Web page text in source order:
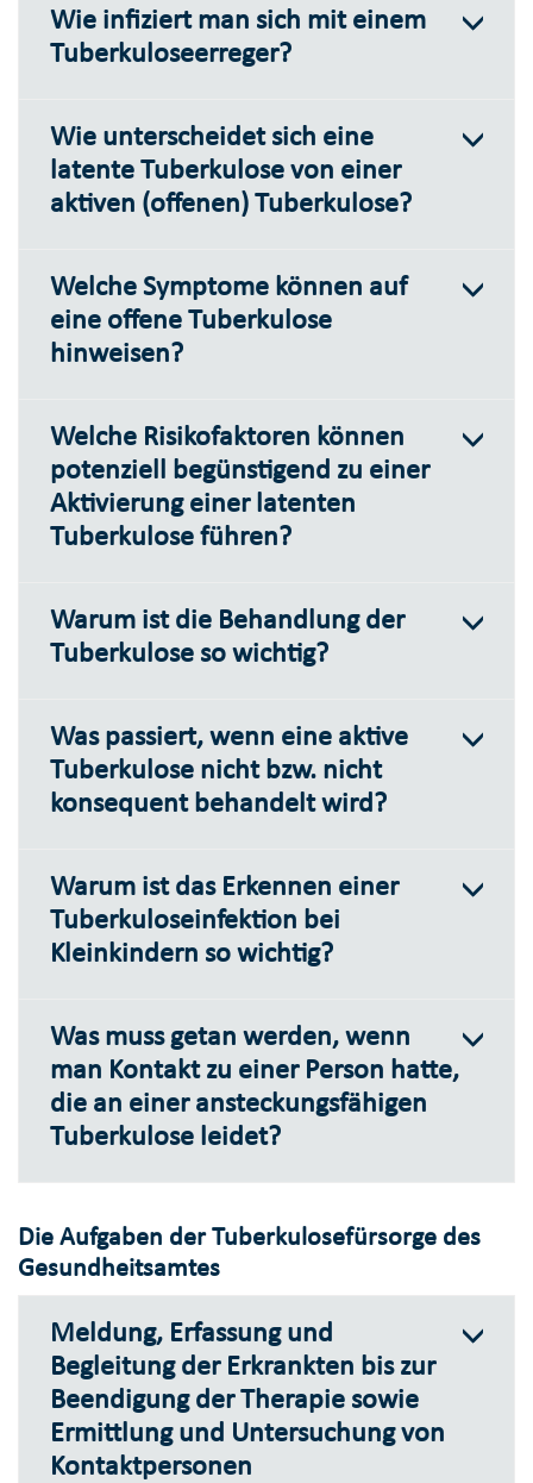
Wie infiziert man sich mit einem
Tuberkuloseerreger?
Wie unterscheidet sich eine
latente Tuberkulose von einer
aktiven (offenen) Tuberkulose?
Welche Symptome können auf
eine offene Tuberkulose
hinweisen?
Welche Risikofaktoren können
potenziell begünstigend zu einer
Aktivierung einer latenten
Tuberkulose führen?
Warum ist die Behandlung der
Tuberkulose so wichtig?
Was passiert, wenn eine aktive
Tuberkulose nicht bzw. nicht
konsequent behandelt wird?
Warum ist das Erkennen einer
Tuberkuloseinfektion bei
Kleinkindern so wichtig?
Was muss getan werden, wenn
man Kontakt zu einer Person hatte,
die an einer ansteckungsfähigen
Tuberkulose leidet?
Die Aufgaben der Tuberkulosefürsorge des
Gesundheitsamtes
Meldung, Erfassung und
Begleitung der Erkrankten bis zur
Beendigung der Therapie sowie
Ermittlung und Untersuchung von
Kontaktpersonen